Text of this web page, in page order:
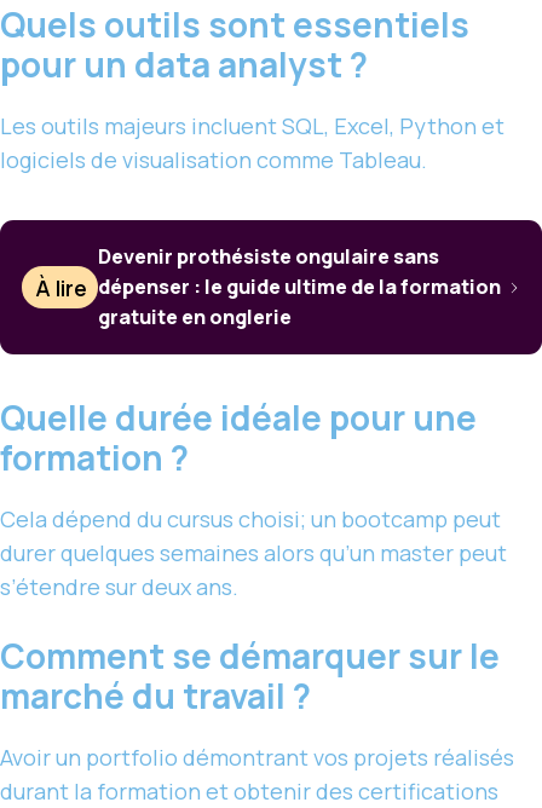
Quels outils sont essentiels
pour un data analyst ?
Les outils majeurs incluent SQL, Excel, Python et
logiciels de visualisation comme Tableau.
À lire
Devenir prothésiste ongulaire sans
dépenser : le guide ultime de la formation
gratuite en onglerie
Quelle durée idéale pour une
formation ?
Cela dépend du cursus choisi; un bootcamp peut
durer quelques semaines alors qu’un master peut
s’étendre sur deux ans.
Comment se démarquer sur le
marché du travail ?
Avoir un portfolio démontrant vos projets réalisés
durant la formation et obtenir des certifications